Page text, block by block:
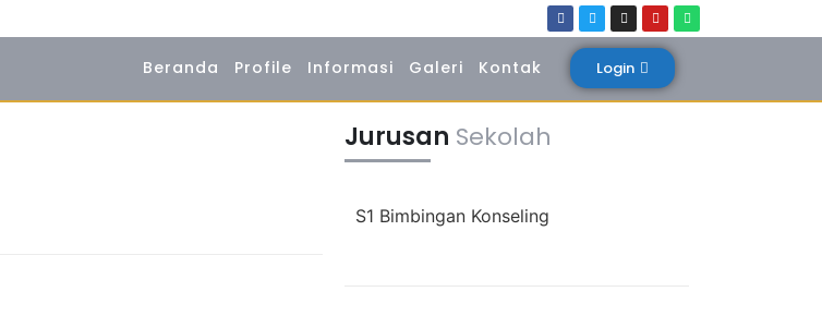
Beranda Profile Informasi Galeri Kontak Login
Jurusan Sekolah
S1 Bimbingan Konseling